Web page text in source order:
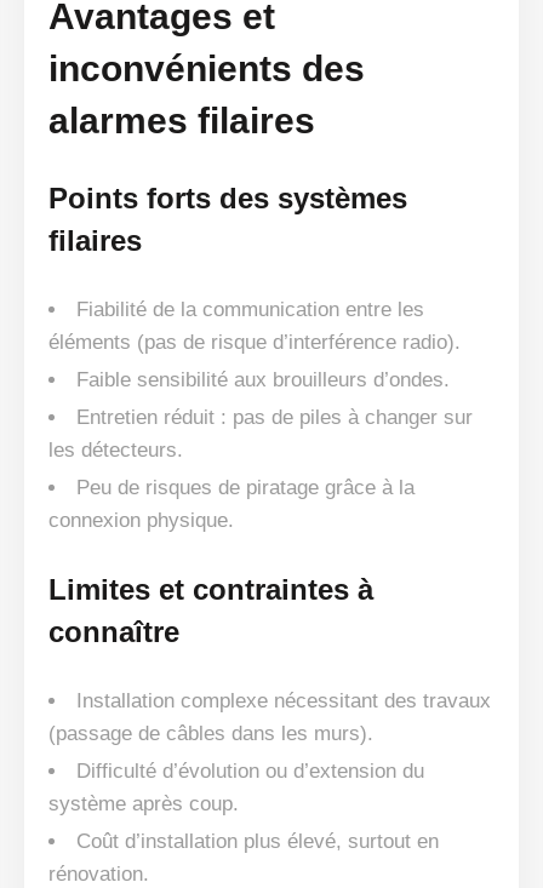
Avantages et
inconvénients des
alarmes filaires
Points forts des systèmes
filaires
Fiabilité de la communication entre les
éléments (pas de risque d’interférence radio).
Faible sensibilité aux brouilleurs d’ondes.
Entretien réduit : pas de piles à changer sur
les détecteurs.
Peu de risques de piratage grâce à la
connexion physique.
Limites et contraintes à
connaître
Installation complexe nécessitant des travaux
(passage de câbles dans les murs).
Difficulté d’évolution ou d’extension du
système après coup.
Coût d’installation plus élevé, surtout en
rénovation.